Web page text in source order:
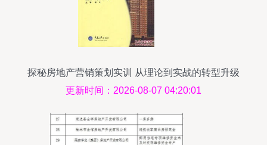
探秘房地产营销策划实训 从理论到实战的转型升级
更新时间：2026-08-07 04:20:01